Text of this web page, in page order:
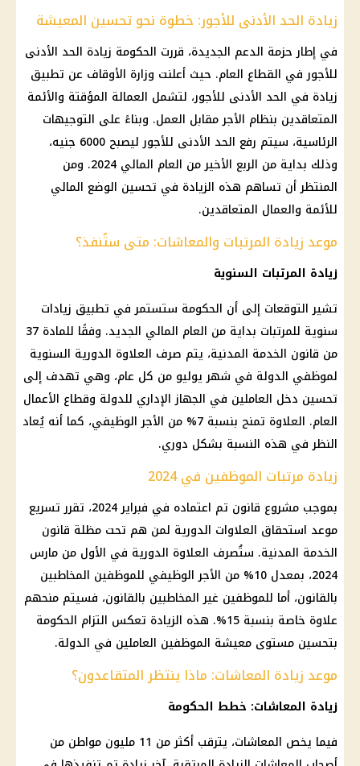
زيادة الحد الأدنى للأجور: خطوة نحو تحسين المعيشة
في إطار حزمة الدعم الجديدة، قررت الحكومة زيادة الحد الأدنى
للأجور في القطاع العام. حيث أعلنت وزارة الأوقاف عن تطبيق
زيادة في الحد الأدنى للأجور، لتشمل العمالة المؤقتة والأئمة
المتعاقدين بنظام الأجر مقابل العمل. وبناءً على التوجيهات
الرئاسية، سيتم رفع الحد الأدنى للأجور ليصبح 6000 جنيه،
وذلك بداية من الربع الأخير من العام المالي 2024. ومن
المنتظر أن تساهم هذه الزيادة في تحسين الوضع المالي
للأئمة والعمال المتعاقدين.
موعد زيادة المرتبات والمعاشات: متى ستُنفذ؟
زيادة المرتبات السنوية
تشير التوقعات إلى أن الحكومة ستستمر في تطبيق زيادات
سنوية للمرتبات بداية من العام المالي الجديد. وفقًا للمادة 37
من قانون الخدمة المدنية، يتم صرف العلاوة الدورية السنوية
لموظفي الدولة في شهر يوليو من كل عام، وهي تهدف إلى
تحسين دخل العاملين في الجهاز الإداري للدولة وقطاع الأعمال
العام. العلاوة تمنح بنسبة 7% من الأجر الوظيفي، كما أنه يُعاد
النظر في هذه النسبة بشكل دوري.
زيادة مرتبات الموظفين في 2024
بموجب مشروع قانون تم اعتماده في فبراير 2024، تقرر تسريع
موعد استحقاق العلاوات الدورية لمن هم تحت مظلة قانون
الخدمة المدنية. ستُصرف العلاوة الدورية في الأول من مارس
2024، بمعدل 10% من الأجر الوظيفي للموظفين المخاطبين
بالقانون، أما للموظفين غير المخاطبين بالقانون، فسيتم منحهم
علاوة خاصة بنسبة 15%. هذه الزيادة تعكس التزام الحكومة
بتحسين مستوى معيشة الموظفين العاملين في الدولة.
موعد زيادة المعاشات: ماذا ينتظر المتقاعدون؟
زيادة المعاشات: خطط الحكومة
فيما يخص المعاشات، يترقب أكثر من 11 مليون مواطن من